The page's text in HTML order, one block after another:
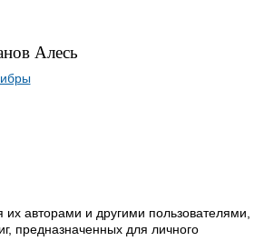
Алесь
авторами и другими пользователями,
предназначенных для личного